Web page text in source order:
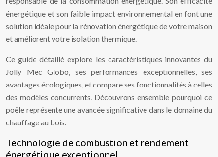
énergétique et son faible impact environnemental en font une
solution idéale pour la rénovation énergétique de votre maison
et améliorent votre isolation thermique.
Ce guide détaillé explore les caractéristiques innovantes du
Jolly Mec Globo, ses performances exceptionnelles, ses
avantages écologiques, et compare ses fonctionnalités à celles
des modèles concurrents. Découvrons ensemble pourquoi ce
poêle représente une avancée significative dans le domaine du
chauffage au bois.
Technologie de combustion et rendement
énergétique exceptionnel